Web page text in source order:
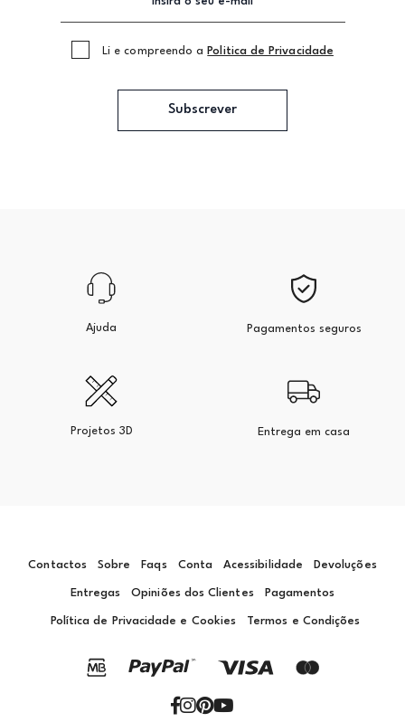
Li e compreendo a Politica de Privacidade
Subscrever
Ajuda Pagamentos seguros
Projetos 3D Entrega em casa
Contactos Sobre Faqs Conta Acessibilidade Devoluções
Entregas Opiniões dos Clientes Pagamentos
Política de Privacidade e Cookies Termos e Condições